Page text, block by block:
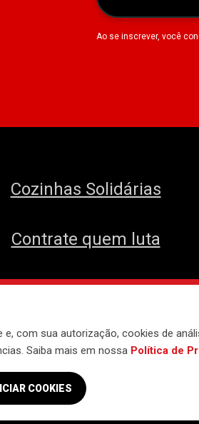
com sua autorização, cookies de
Saiba mais em nossa Política de
COOKIES
Ao se inscrever, você
Cozinhas Solidárias
Contrate quem luta
Política de Privacidade